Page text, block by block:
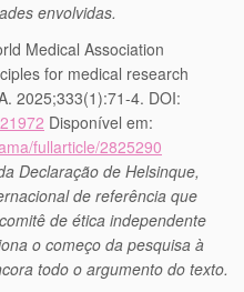
envolvidas.
Medical Association
for medical research
2025;333(1):71-4. DOI:
Disponível em:
fullarticle/2825290
Declaração de Helsinque,
de referência que
de ética independente
o começo da pesquisa à
todo o argumento do texto.